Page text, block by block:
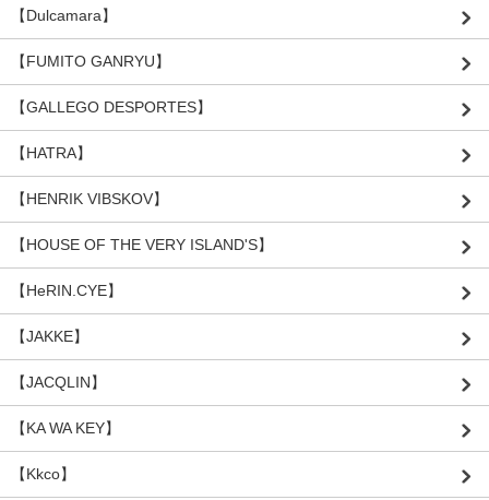
【Dulcamara】
【FUMITO GANRYU】
【GALLEGO DESPORTES】
【HATRA】
【HENRIK VIBSKOV】
【HOUSE OF THE VERY ISLAND'S】
【HeRIN.CYE】
【JAKKE】
【JACQLIN】
【KA WA KEY】
【Kkco】